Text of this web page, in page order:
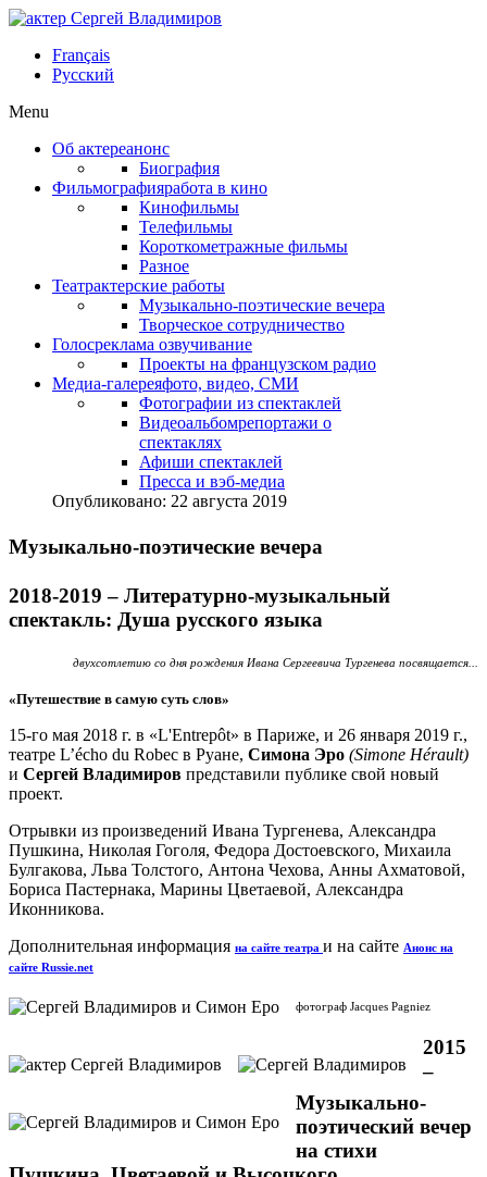
Français
Русский
Menu
Об актереанонс
Биография
Фильмографияработа в кино
Кинофильмы
Телефильмы
Короткометражные фильмы
Разное
Театрактерские работы
Музыкально-поэтические вечера
Творческое сотрудничество
Голосреклама озвучивание
Проекты на французском радио
Медиа-галереяфото, видео, СМИ
Фотографии из спектаклей
Видеоальбомрепортажи о
спектаклях
Афиши спектаклей
Пресса и вэб-медиа
Опубликовано: 22 августа 2019
Музыкально-поэтические вечера
2018-2019 – Литературно-музыкальный
спектакль: Душa русского языка
двухсотлетию со дня рождения Ивана Сергеевича Тургенева посвящается...
«Путешествие в самую суть слов»
15-го мая 2018 г. в «L'Entrepôt» в Париже, и 26 января 2019 г.,
театре L’écho du Robec в Руане, Симона Эро (Simone Hérault)
и Сергей Владимиров представили публике свой новый
проект.
Отрывки из произведений Ивана Тургенева, Александра
Пушкина, Николая Гоголя, Федора Достоевского, Михаила
Булгакова, Льва Толстого, Антона Чехова, Анны Ахматовой,
Бориса Пастернака, Марины Цветаевой, Александра
Иконникова.
Дополнительная информация на сайте театра и на сайте Анонс на
сайте Russie.net
фотограф Jacques Pagniez
2015
–
Музыкально-
поэтический вечер
на стихи